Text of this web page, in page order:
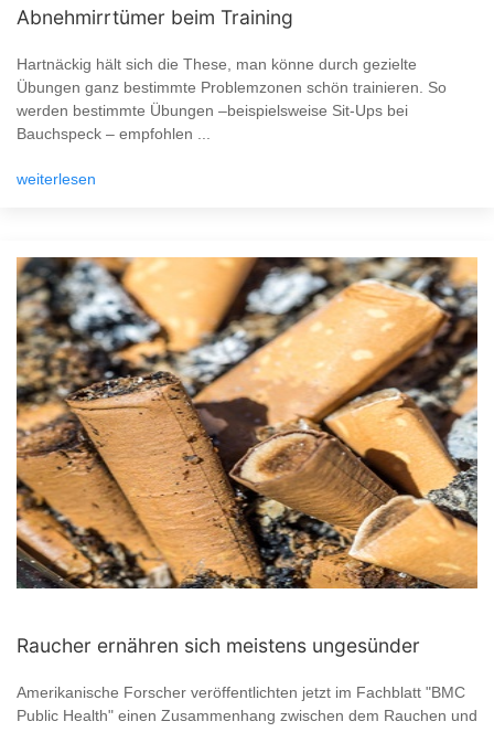
Abnehmirrtümer beim Training
Hartnäckig hält sich die These, man könne durch gezielte
Übungen ganz bestimmte Problemzonen schön trainieren. So
werden bestimmte Übungen –beispielsweise Sit-Ups bei
Bauchspeck – empfohlen ...
weiterlesen
Raucher ernähren sich meistens ungesünder
Amerikanische Forscher veröffentlichten jetzt im Fachblatt "BMC
Public Health" einen Zusammenhang zwischen dem Rauchen und